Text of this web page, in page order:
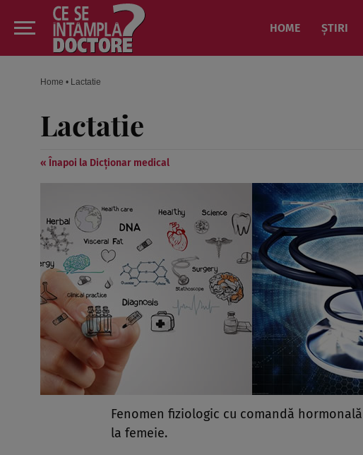
HOME ȘTIRI
Home • Lactatie
Lactatie
« Înapoi la Dicționar medical
Fenomen fiziologic cu comandă
la femeie.